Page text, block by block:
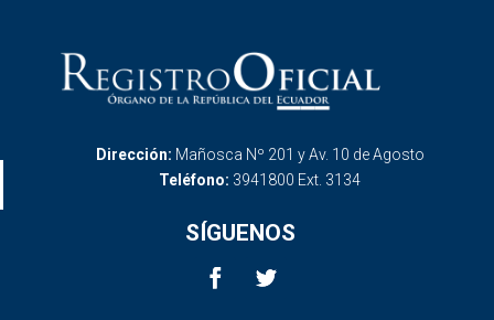
Dirección: Mañosca Nº 201 y Av. 10 de Agosto
Teléfono: 3941800 Ext. 3134
SÍGUENOS